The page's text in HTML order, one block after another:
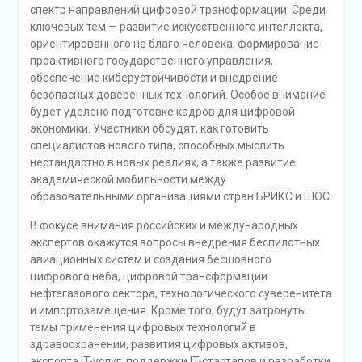
спектр направлений цифровой трансформации. Среди
ключевых тем — развитие искусственного интеллекта,
ориентированного на благо человека, формирование
проактивного государственного управления,
обеспечение киберустойчивости и внедрение
безопасных доверенных технологий. Особое внимание
будет уделено подготовке кадров для цифровой
экономики. Участники обсудят, как готовить
специалистов нового типа, способных мыслить
нестандартно в новых реалиях, а также развитие
академической мобильности между
образовательными организациями стран БРИКС и ШОС.
В фокусе внимания российских и международных
экспертов окажутся вопросы внедрения беспилотных
авиационных систем и создания бесшовного
цифрового неба, цифровой трансформации
нефтегазового сектора, технологического суверенитета
и импортозамещения. Кроме того, будут затронуты
темы применения цифровых технологий в
здравоохранении, развития цифровых активов,